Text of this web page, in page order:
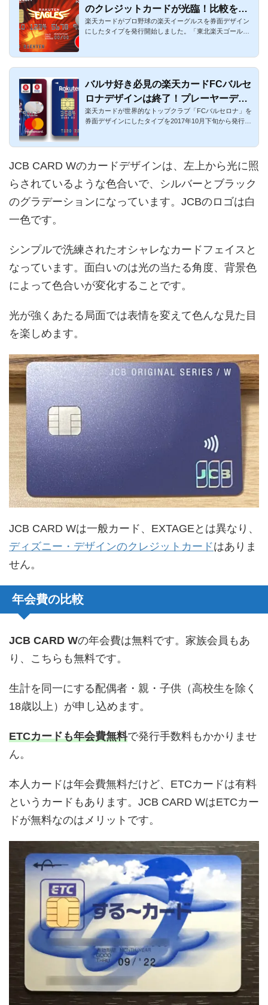
のクレジットカードが光臨！比較を徹
底解説
楽天カードがプロ野球の楽天イーグルスを券面デザイン
にしたタイプを発行開始しました。「東北楽天ゴールデ
バルサ好き必見の楽天カードFCバルセ
ロナデザインは終了！プレーヤーデザ
インとエンブレムデザインの2種類
楽天カードが世界的なトップクラブ「FCバルセロナ」を
券面デザインにしたタイプを2017年10月下旬から発行開
JCB CARD Wのカードデザインは、左上から光に照
らされているような色合いで、シルバーとブラック
のグラデーションになっています。JCBのロゴは白
一色です。
シンプルで洗練されたオシャレなカードフェイスと
なっています。面白いのは光の当たる角度、背景色
によって色合いが変化することです。
光が強くあたる局面では表情を変えて色んな見た目
を楽しめます。
JCB CARD Wは一般カード、EXTAGEとは異なり、
ディズニー・デザインのクレジットカードはありま
せん。
年会費の比較
JCB CARD Wの年会費は無料です。家族会員もあ
り、こちらも無料です。
生計を同一にする配偶者・親・子供（高校生を除く
18歳以上）が申し込めます。
ETCカードも年会費無料で発行手数料もかかりませ
ん。
本人カードは年会費無料だけど、ETCカードは有料
というカードもあります。JCB CARD WはETCカー
ドが無料なのはメリットです。